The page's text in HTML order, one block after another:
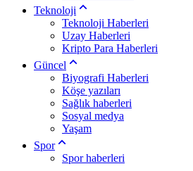
Teknoloji
Teknoloji Haberleri
Uzay Haberleri
Kripto Para Haberleri
Güncel
Biyografi Haberleri
Köşe yazıları
Sağlık haberleri
Sosyal medya
Yaşam
Spor
Spor haberleri